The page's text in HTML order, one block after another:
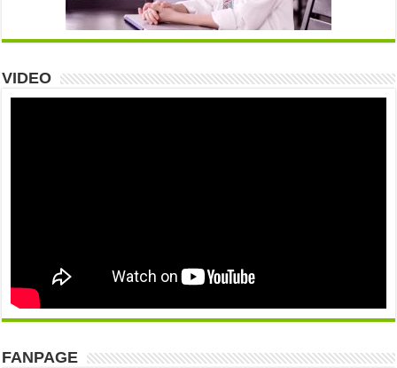
VIDEO
FANPAGE